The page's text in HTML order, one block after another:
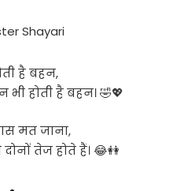
है बहन,
होती है बहन। 🤣💖
मत जाना,
तेज होते हैं। 😂👭